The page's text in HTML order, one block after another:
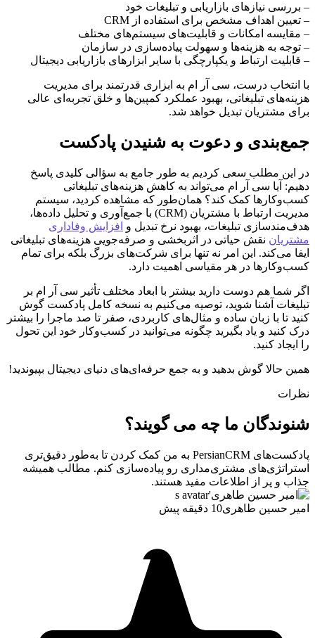
– بررسی نیازهای بازاریابی و تبلیغات خود
– تعیین اهداف مشخص برای استفاده از CRM
– مقایسه امکانات و قابلیت‌های سیستم‌های مختلف
– توجه به هزینه‌ها و سهولت پیاده‌سازی در سازمان
– قابلیت ارتباط و یکپارچگی با سایر ابزارهای بازاریابی دیجیتال
با انتخاب درست، سی آر ام به ابزاری قدرتمند برای مدیریت
هزینه‌های تبلیغاتی، بهبود عملکرد کمپین‌ها و خلق تجربه‌ای عالی
برای مشتریان تبدیل خواهد شد.
جمع‌بندی و دعوت به شنیدن پادکست
در این مطلب سعی کردیم به طور جامع به سؤالی کلیدی پاسخ
دهیم: آیا سی آر ام می‌تواند به کاهش هزینه‌های تبلیغاتی
کسب‌وکارها کمک کند؟ همان‌طور که مشاهده کردید، سیستم
مدیریت ارتباط با مشتریان (CRM) با جمع‌آوری و تحلیل داده‌ها،
هدف‌مندسازی تبلیغات، بهبود نرخ تبدیل و افزایش وفاداری
مشتریان نقش حیاتی در اثربخشی و صرفه‌جویی هزینه‌های تبلیغاتی
ایفا می‌کند. این امر نه تنها برای شرکت‌های بزرگ بلکه برای تمام
کسب‌وکارها در هر مقیاسی اهمیت دارد.
اگر شما هم دوست دارید بیشتر با ابعاد مختلف تأثیر سی آر ام بر
تبلیغات آشنا شوید، توصیه می‌کنیم به نسخه کامل پادکست گوش
کنید تا با زبان ساده و مثال‌های کاربردی، صفر تا صد ماجرا را بیشتر
درک کنید و یاد بگیرید چگونه می‌توانید در کسب‌وکار خود این تحول
را ایجاد کنید.
همین حالا گوش بدهید و به جمع حرفه‌ای‌های دنیای دیجیتال بپیوندید!
نظرات
شنوندگان ما چه می گویند؟
پادکست‌های PersianCRM به من کمک کردن تا به‌طور دقیق‌تری
استراتژی‌های مشتری‌مداری رو پیاده‌سازی کنم. مطالب همیشه
جذاب و پر از اطلاعات مفید هستند.
امیر حسین طاهری10 دقیقه پیش